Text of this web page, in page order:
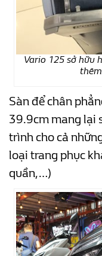
Vario 125 sở hữu
Sàn để chân
39.9cm mang lại
trình cho cả
loại trang phục
quần,…)